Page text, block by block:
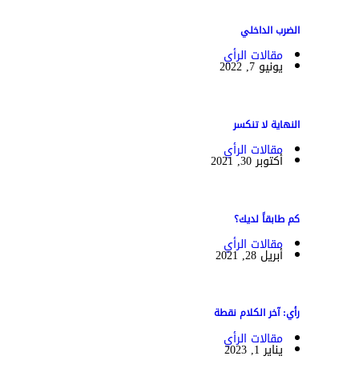
الضرب الداخلي
مقالات الرأي
يونيو 7, 2022
النهاية لا تنكسر
مقالات الرأي
أكتوبر 30, 2021
كم طابقاً لديك؟
مقالات الرأي
أبريل 28, 2021
رأي: آخر الكلام نقطة
مقالات الرأي
يناير 1, 2023